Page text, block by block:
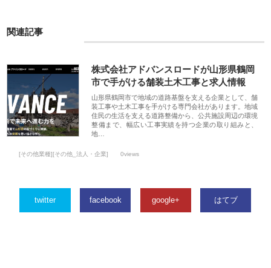
関連記事
株式会社アドバンスロードが山形県鶴岡
市で手がける舗装土木工事と求人情報
山形県鶴岡市で地域の道路基盤を支える企業として、舗
装工事や土木工事を手がける専門会社があります。地域
住民の生活を支える道路整備から、公共施設周辺の環境
整備まで、幅広い工事実績を持つ企業の取り組みと、
地…
[その他業種][その他_法人・企業] 0views
twitter facebook google+ はてブ